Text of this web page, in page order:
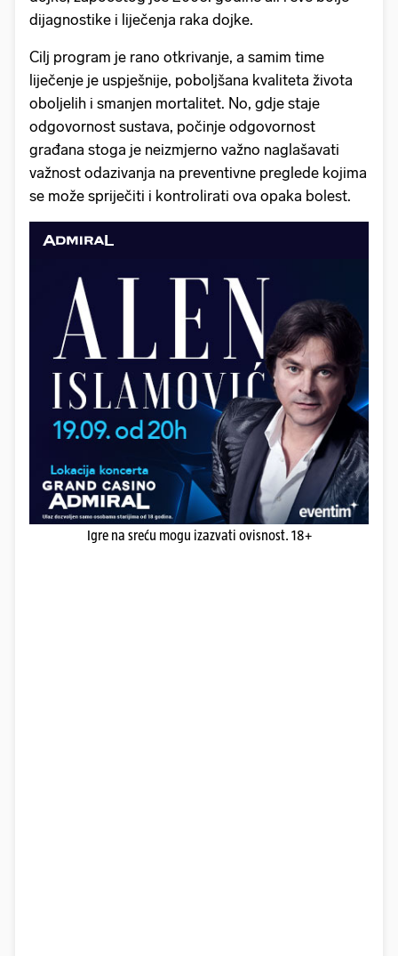
dijagnostike i liječenja raka dojke.
Cilj program je rano otkrivanje, a samim time
liječenje je uspješnije, poboljšana kvaliteta života
oboljelih i smanjen mortalitet. No, gdje staje
odgovornost sustava, počinje odgovornost
građana stoga je neizmjerno važno naglašavati
važnost odazivanja na preventivne preglede kojima
se može spriječiti i kontrolirati ova opaka bolest.
Igre na sreću mogu izazvati ovisnost. 18+